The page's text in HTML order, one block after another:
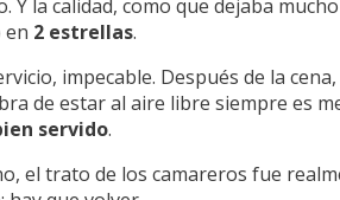
la calidad, como que dejaba
en 2 estrellas.
impecable. Después de la
de estar al aire libre siempre es
servido.
el trato de los camareros fue